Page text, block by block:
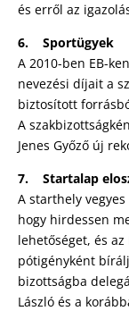
és erről az
6. Sportügyek
A 2010-ben EB-
nevezési díjait a
biztosított
A
Jenes Győző új
7. Startalap
A starthely
hogy hirdessen
lehetőséget, és az
pótigényként
bizottságba
László és a